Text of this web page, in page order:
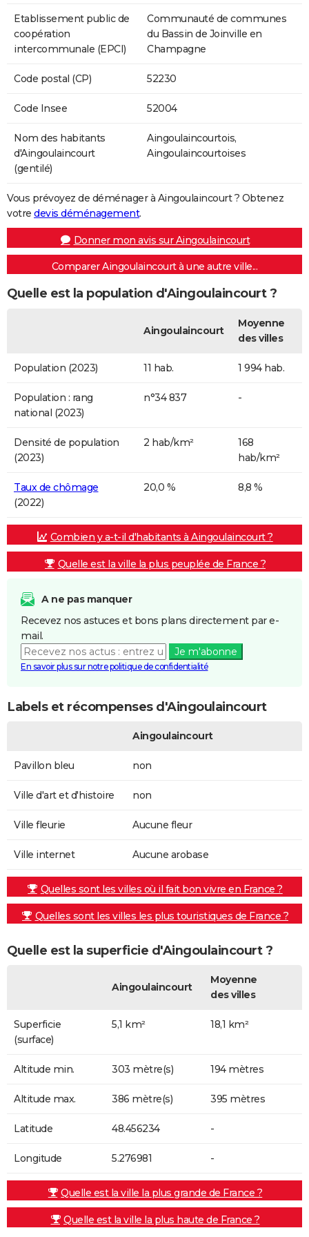
Etablissement public de
coopération
intercommunale (EPCI)
Communauté de communes
du Bassin de Joinville en
Champagne
Code postal (CP) 52230
Code Insee 52004
Nom des habitants
d'Aingoulaincourt
(gentilé)
Aingoulaincourtois,
Aingoulaincourtoises
Vous prévoyez de déménager à Aingoulaincourt ? Obtenez
votre devis déménagement.
Donner mon avis sur Aingoulaincourt
Comparer Aingoulaincourt à une autre ville...
Quelle est la population d'Aingoulaincourt ?
Aingoulaincourt
Moyenne
des villes
Population (2023) 11 hab. 1 994 hab.
Population : rang
national (2023)
n°34 837 -
Densité de population
(2023)
2 hab/km²
168
hab/km²
Taux de chômage
(2022)
20,0 % 8,8 %
Combien y a-t-il d'habitants à Aingoulaincourt ?
Quelle est la ville la plus peuplée de France ?
A ne pas manquer
Recevez nos astuces et bons plans directement par e-
mail.
Je m'abonne
En savoir plus sur notre politique de confidentialité
Labels et récompenses d'Aingoulaincourt
Aingoulaincourt
Pavillon bleu non
Ville d'art et d'histoire non
Ville fleurie Aucune fleur
Ville internet Aucune arobase
Quelles sont les villes où il fait bon vivre en France ?
Quelles sont les villes les plus touristiques de France ?
Quelle est la superficie d'Aingoulaincourt ?
Aingoulaincourt
Moyenne
des villes
Superficie
(surface)
5,1 km² 18,1 km²
Altitude min. 303 mètre(s) 194 mètres
Altitude max. 386 mètre(s) 395 mètres
Latitude 48.456234 -
Longitude 5.276981 -
Quelle est la ville la plus grande de France ?
Quelle est la ville la plus haute de France ?